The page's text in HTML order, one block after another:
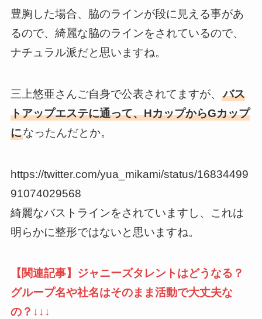
豊胸した場合、脇のラインが段に見える事があ
るので、綺麗な脇のラインをされているので、
ナチュラル派だと思いますね。
三上悠亜さんご自身で公表されてますが、 バス
トアップエステに通って、HカップからGカップ
になったんだとか。
https://twitter.com/yua_mikami/status/16834499
91074029568
綺麗なバストラインをされていますし、これは
明らかに整形ではないと思いますね。
【関連記事】ジャニーズタレントはどうなる？
グループ名や社名はそのまま活動で大丈夫な
の？↓↓↓